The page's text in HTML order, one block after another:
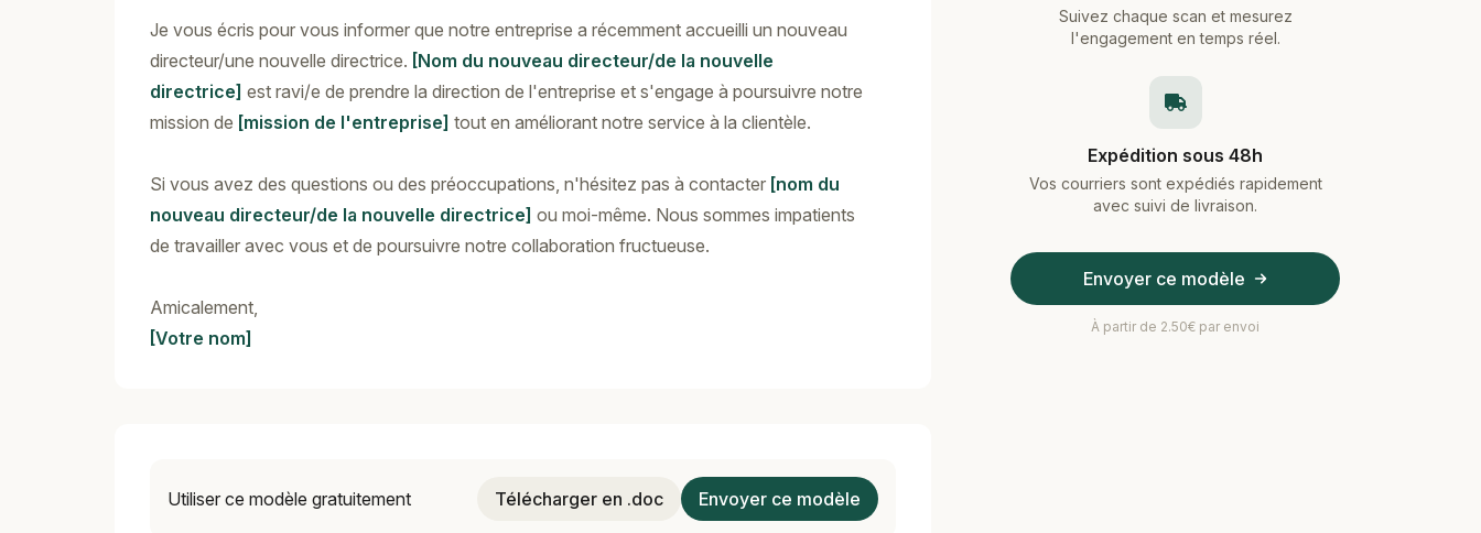
Je vous écris pour vous informer que notre entreprise a récemment accueilli un nouveau
directeur/une nouvelle directrice. [Nom du nouveau directeur/de la nouvelle
directrice] est ravi/e de prendre la direction de l'entreprise et s'engage à poursuivre notre
mission de [mission de l'entreprise] tout en améliorant notre service à la clientèle.
Si vous avez des questions ou des préoccupations, n'hésitez pas à contacter [nom du
nouveau directeur/de la nouvelle directrice] ou moi-même. Nous sommes impatients
de travailler avec vous et de poursuivre notre collaboration fructueuse.
Amicalement,
[Votre nom]
Utiliser ce modèle gratuitement Télécharger en .doc Envoyer ce modèle
Suivez chaque scan et mesurez
l'engagement en temps réel.
Expédition sous 48h
Vos courriers sont expédiés rapidement
avec suivi de livraison.
Envoyer ce modèle
À partir de 2.50€ par envoi